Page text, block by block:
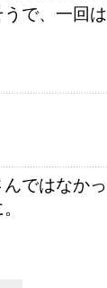
で、一回
ではなか